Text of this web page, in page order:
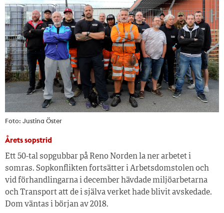
Foto: Justina Öster
Årets sopstrid
Ett 50-tal sopgubbar på Reno Norden la ner arbetet i
somras. Sopkonflikten fortsätter i Arbetsdomstolen och
vid förhandlingarna i december hävdade miljöarbetarna
och Transport att de i själva verket hade blivit avskedade.
Dom väntas i början av 2018.